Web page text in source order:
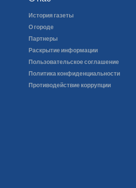
История газеты
О городе
Партнеры
Раскрытие информации
Пользовательское соглашение
Политика конфиденциальности
Противодействие коррупции